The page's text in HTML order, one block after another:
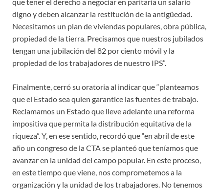
digno y deben alcanzar la restitución de la antigüedad.
Necesitamos un plan de viviendas populares, obra pública,
propiedad de la tierra. Precisamos que nuestros jubilados
tengan una jubilación del 82 por ciento móvil y la
propiedad de los trabajadores de nuestro IPS”.
Finalmente, cerró su oratoria al indicar que “planteamos
que el Estado sea quien garantice las fuentes de trabajo.
Reclamamos un Estado que lleve adelante una reforma
impositiva que permita la distribución equitativa de la
riqueza”. Y, en ese sentido, recordó que “en abril de este
año un congreso de la CTA se planteó que teníamos que
avanzar en la unidad del campo popular. En este proceso,
en este tiempo que viene, nos comprometemos a la
organización y la unidad de los trabajadores. No tenemos